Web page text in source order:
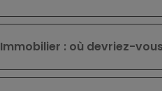
Immobilier : où devriez-